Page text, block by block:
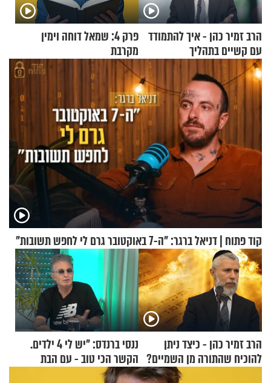
הרב זמיר כהן - איך להתמודד
עם קשיים בתהליך
ההתחזקות?
פרק 4: שמאל דוחה וימין
מקרבת
קוד פתוח | דניאל ברגר: "ה-7 באוקטובר גרם לי לחפש תשובות"
הרב זמיר כהן - כיצד ניתן
להוכיח שהתורה מן השמיים?
ננסי ברנדס: "יש לי 4 ילדים.
הקשר הכי טוב - עם הבת
החרדית"